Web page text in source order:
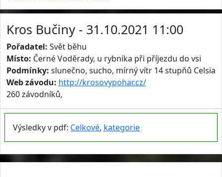
Kros Bučiny - 31.10.2021 11:00
Pořadatel: Svět běhu
Místo: Černé Voděrady, u rybníka při příjezdu do vsi
Podmínky: slunečno, sucho, mírný vítr 14 stupňů Celsia
Web závodu: http://krosovypohar.cz/
260 závodníků,
Výsledky v pdf: Celkové, kategorie